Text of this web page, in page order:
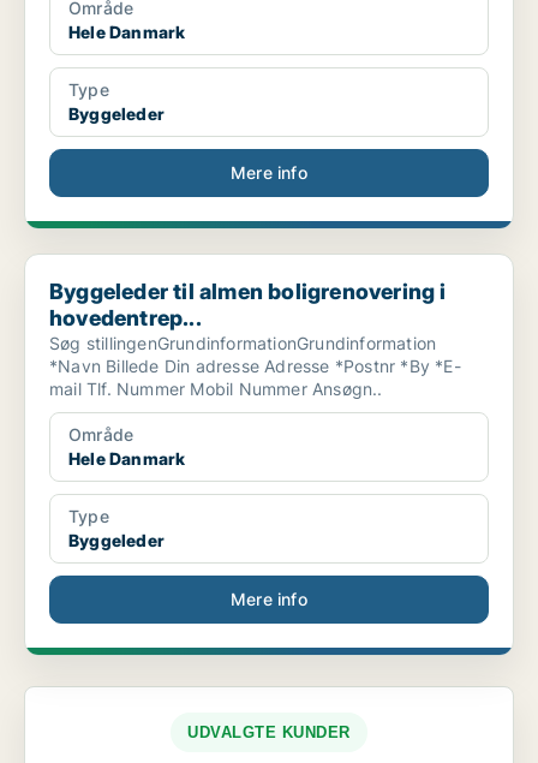
Område
Hele Danmark
Type
Byggeleder
Mere info
Byggeleder til almen boligrenovering i hovedentrep...
Byggeleder til almen boligrenovering i
hovedentrep...
Søg stillingenGrundinformationGrundinformation
*Navn Billede Din adresse Adresse *Postnr *By *E-
mail Tlf. Nummer Mobil Nummer Ansøgn..
Område
Hele Danmark
Type
Byggeleder
Mere info
UDVALGTE KUNDER